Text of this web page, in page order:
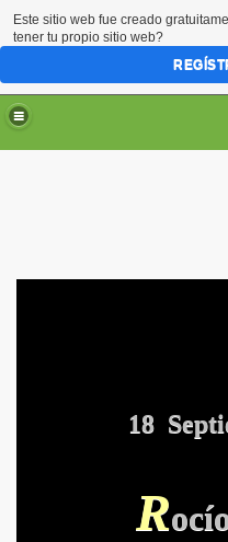
18
R
Este sitio web fue creado
tener tu propio sitio web?